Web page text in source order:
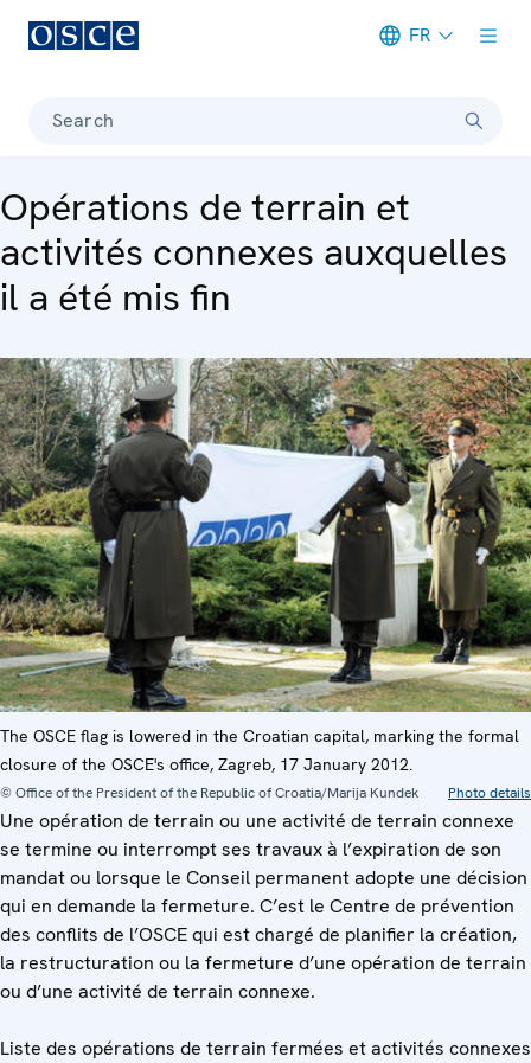
FR
Search
Opérations de terrain et
activités connexes auxquelles
il a été mis fin
The OSCE flag is lowered in the Croatian capital, marking the formal
closure of the OSCE's office, Zagreb, 17 January 2012.
© Office of the President of the Republic of Croatia/Marija Kundek Photo details
Une opération de terrain ou une activité de terrain connexe
se termine ou interrompt ses travaux à l’expiration de son
mandat ou lorsque le Conseil permanent adopte une décision
qui en demande la fermeture. C’est le Centre de prévention
des conflits de l’OSCE qui est chargé de planifier la création,
la restructuration ou la fermeture d’une opération de terrain
ou d’une activité de terrain connexe.
Liste des opérations de terrain fermées et activités connexes